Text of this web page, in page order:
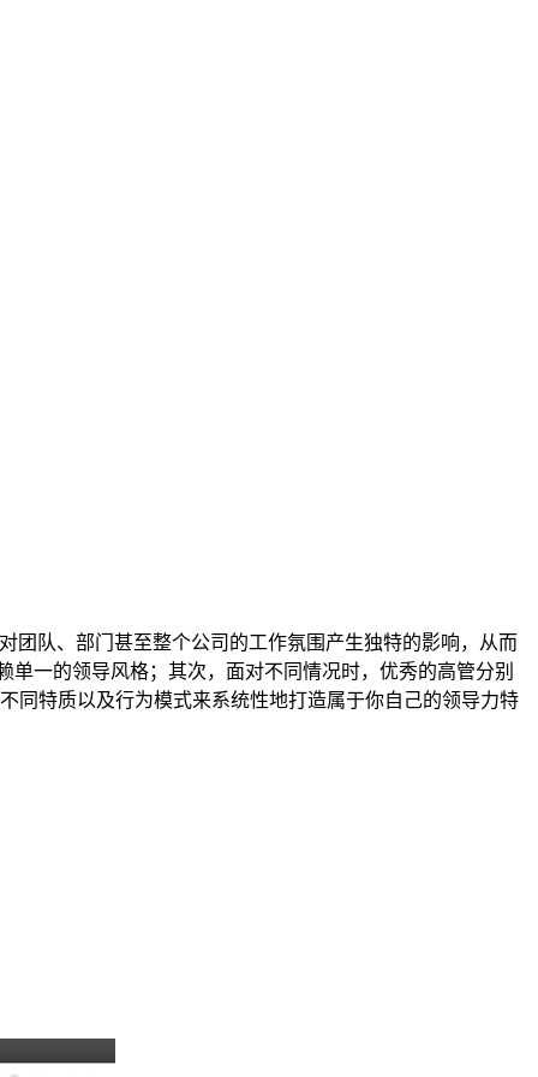
团队、部门甚至整个公司的工作氛围产生独特的影响，从而
一的领导风格；其次，面对不同情况时，优秀的高管分别
同特质以及行为模式来系统性地打造属于你自己的领导力特